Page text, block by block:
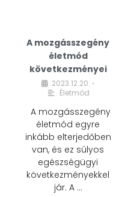
A mozgásszegény
életmód
következményei
2023.12.20. •
Életmód
A mozgásszegény
életmód egyre
inkább elterjedőben
van, és ez súlyos
egészségügyi
következményekkel
jár. A …